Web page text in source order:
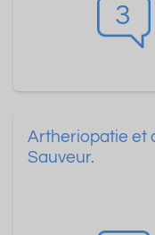
3
Artheriopatie et
Sauveur.